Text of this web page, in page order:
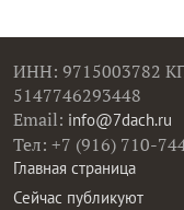
ИНН: 9715003782
5147746293448
Email: info@7dach.ru
Тел: +7 (916) 710-
Главная страница
Сейчас публикуют